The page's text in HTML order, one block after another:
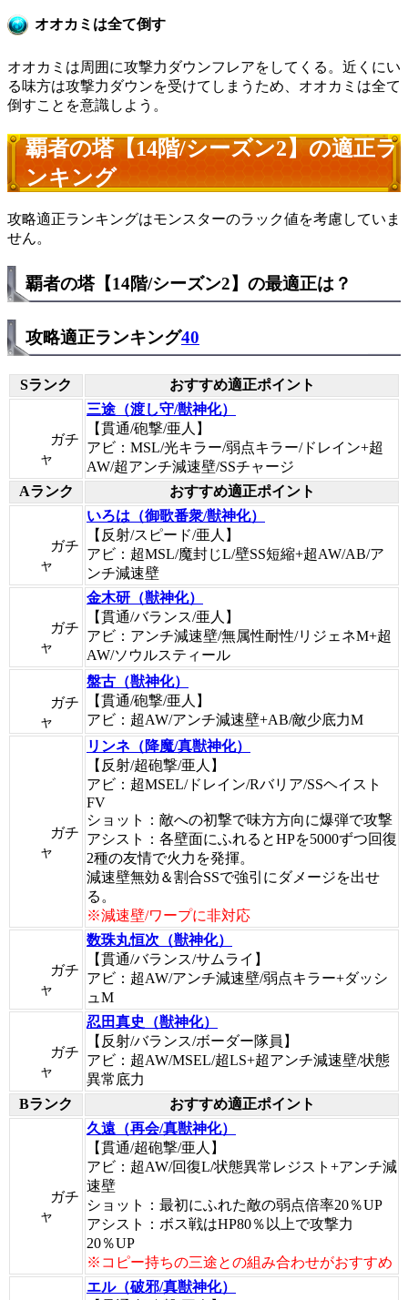
オオカミは全て倒す
オオカミは周囲に攻撃力ダウンフレアをしてくる。近くにい
る味方は攻撃力ダウンを受けてしまうため、オオカミは全て
倒すことを意識しよう。
覇者の塔【14階/シーズン2】の適正ラ
ンキング
攻略適正ランキングはモンスターのラック値を考慮していま
せん。
覇者の塔【14階/シーズン2】の最適正は？
攻略適正ランキング40
Sランク おすすめ適正ポイント
ガチ
ャ
三途（渡し守/獣神化）
【貫通/砲撃/亜人】
アビ：MSL/光キラー/弱点キラー/ドレイン+超
AW/超アンチ減速壁/SSチャージ
Aランク
おすすめ適正ポイント
ガチ
ャ
いろは（御歌番衆/獣神化）
【反射/スピード/亜人】
アビ：超MSL/魔封じL/壁SS短縮+超AW/AB/ア
ンチ減速壁
ガチ
ャ
金木研（獣神化）
【貫通/バランス/亜人】
アビ：アンチ減速壁/無属性耐性/リジェネM+超
AW/ソウルスティール
ガチ
ャ
盤古（獣神化）
【貫通/砲撃/亜人】
アビ：超AW/アンチ減速壁+AB/敵少底力M
ガチ
ャ
リンネ（降魔/真獣神化）
【反射/超砲撃/亜人】
アビ：超MSEL/ドレイン/Rバリア/SSヘイスト
FV
ショット：敵への初撃で味方方向に爆弾で攻撃
アシスト：各壁面にふれるとHPを5000ずつ回復
2種の友情で火力を発揮。
減速壁無効＆割合SSで強引にダメージを出せ
る。
※減速壁/ワープに非対応
ガチ
ャ
数珠丸恒次（獣神化）
【貫通/バランス/サムライ】
アビ：超AW/アンチ減速壁/弱点キラー+ダッシ
ュM
ガチ
ャ
忍田真史（獣神化）
【反射/バランス/ボーダー隊員】
アビ：超AW/MSEL/超LS+超アンチ減速壁/状態
異常底力
Bランク
おすすめ適正ポイント
ガチ
ャ
久遠（再会/真獣神化）
【貫通/超砲撃/亜人】
アビ：超AW/回復L/状態異常レジスト+アンチ減
速壁
ショット：最初にふれた敵の弱点倍率20％UP
アシスト：ボス戦はHP80％以上で攻撃力
20％UP
※コピー持ちの三途との組み合わせがおすすめ
エル（破邪/真獣神化）